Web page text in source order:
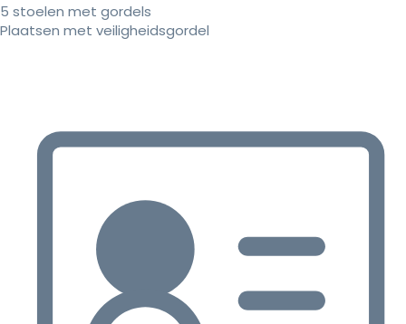
5 stoelen met gordels
Plaatsen met veiligheidsgordel